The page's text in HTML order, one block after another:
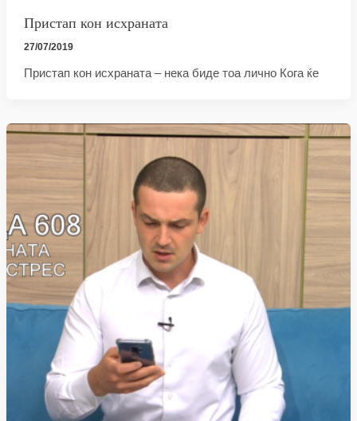
Пристап кон исхраната
27/07/2019
Пристап кон исхраната – нека биде тоа лично Кога ќе